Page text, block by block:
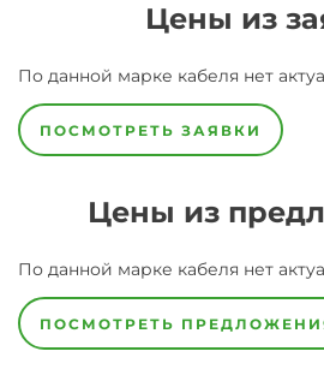
Цены из
По данной марке кабеля нет
ПОСМОТРЕТЬ ЗАЯВКИ
Цены из
По данной марке кабеля нет
ПОСМОТРЕТЬ